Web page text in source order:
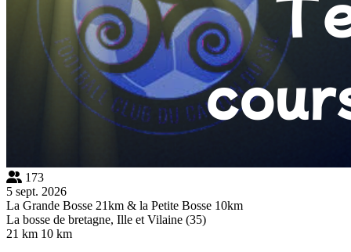
173
5 sept. 2026
La Grande Bosse 21km & la Petite Bosse 10km
La bosse de bretagne, Ille et Vilaine (35)
21 km 10 km